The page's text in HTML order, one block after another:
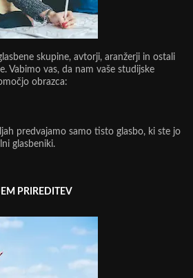
skupine, avtorji, aranžerji in ostali
Vabimo vas, da nam vaše studijske
obrazca:
predvajamo samo tisto glasbo, ki ste jo
glasbeniki.
PRIREDITEV